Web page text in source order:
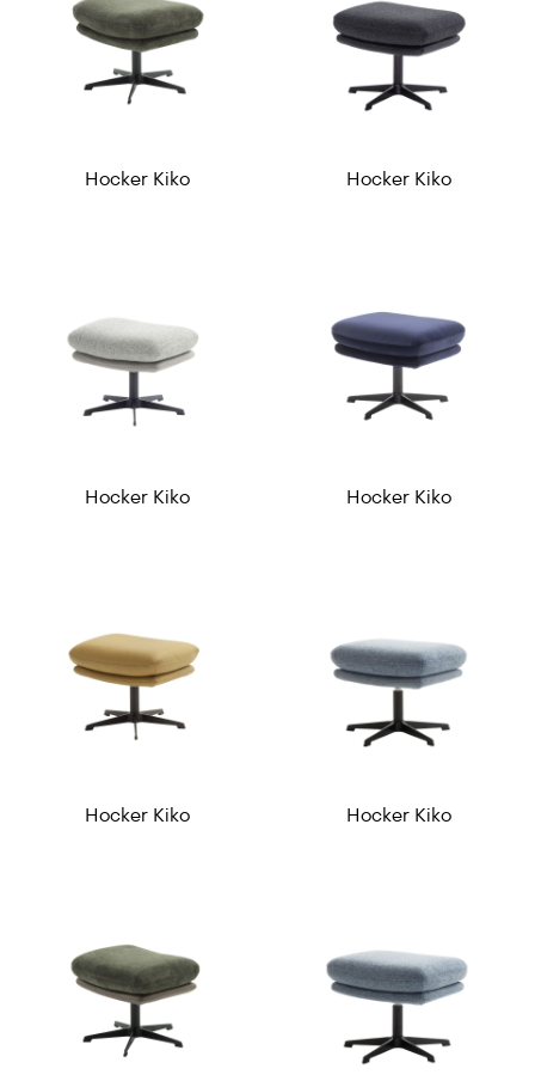
Hocker Kiko Hocker Kiko
Hocker Kiko Hocker Kiko
Hocker Kiko Hocker Kiko